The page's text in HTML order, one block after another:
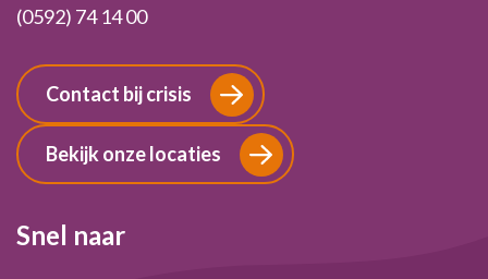
(0592) 74 14 00
Contact bij crisis
Bekijk onze locaties
Snel naar